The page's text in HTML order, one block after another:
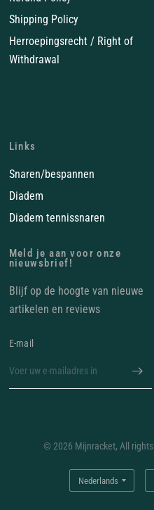
Shipping Policy
Herroepingsrecht / Right of
Withdrawal
Links
Snaren/bespannen
Diadem
Diadem tennissnaren
Meld je aan voor onze
nieuwsbrief!
Blijf op de hoogte van nieuwe
artikelen en reviews
E‑mail
© 2026 Mijnracket, All
Land/regio
bijwerken